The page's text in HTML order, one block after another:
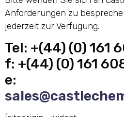
Anforderungen zu
jederzeit zur Verfügung.
Tel: +(44) (0) 161
f: +(44) (0) 161
e: